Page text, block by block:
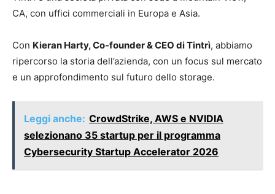
CA, con uffici commerciali in Europa e Asia.
Con Kieran Harty, Co-founder & CEO di Tintrì, abbiamo
ripercorso la storia dell’azienda, con un focus sul mercato
e un approfondimento sul futuro dello storage.
Leggi anche: CrowdStrike, AWS e NVIDIA
selezionano 35 startup per il programma
Cybersecurity Startup Accelerator 2026